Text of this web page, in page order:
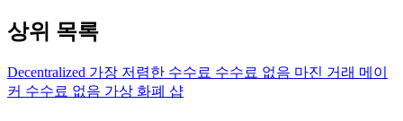
상위 목록
Decentralized 가장 저렴한 수수료 수수료 없음 마진 거래 메이
커 수수료 없음 가상 화폐 샵